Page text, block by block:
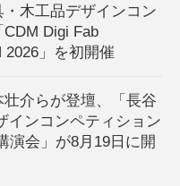
木工品デザインコン
Digi Fab
2026」を初開催
介らが登壇、「長谷
インコンペティション
演会」が8月19日に開